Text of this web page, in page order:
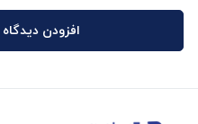
افزودن دیدگاه